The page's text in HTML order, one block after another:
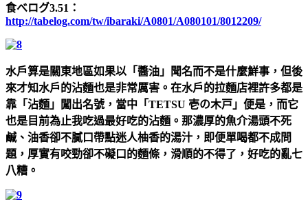
食べログ3.51：
http://tabelog.com/tw/ibaraki/A0801/A080101/8012209/
水戶算是關東地區如果以「醬油」聞名而不是什麼鮮事，但後
來才知水戶的沾麵也是非常厲害。在水戶的拉麵店裡許多都是
靠「沾麵」闖出名號，當中「TETSU 壱の木戸」便是，而它
也是目前為止我吃過最好吃的沾麵。那濃厚的魚介湯頭不死
鹹、油香卻不膩口帶點迷人柚香的湯汁，即便單喝都不成問
題，厚實有咬勁卻不礙口的麵條，滑順的不得了，好吃的亂七
八糟。